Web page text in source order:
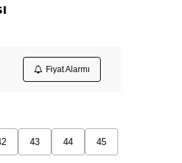
Fiyat Alarmı
43 44 45